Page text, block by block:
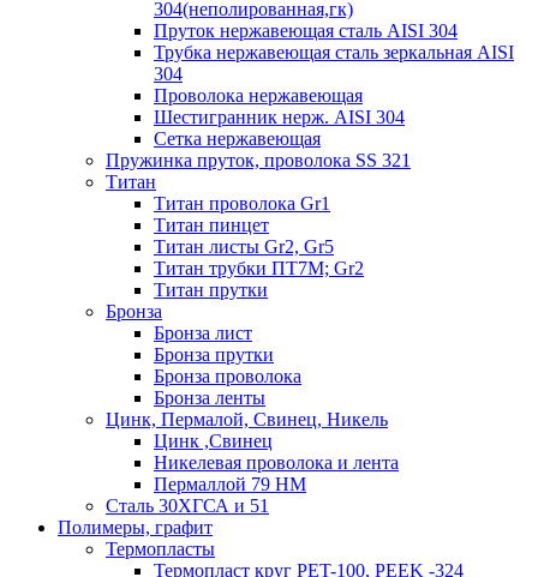
304(неполированная,гк)
Пруток нержавеющая сталь AISI 304
Трубка нержавеющая сталь зеркальная AISI
304
Проволока нержавеющая
Шестигранник нерж. AISI 304
Сетка нержавеющая
Пружинка пруток, проволока SS 321
Титан
Титан проволока Gr1
Титан пинцет
Титан листы Gr2, Gr5
Титан трубки ПТ7М; Gr2
Титан прутки
Бронза
Бронза лист
Бронза прутки
Бронза проволока
Бронза ленты
Цинк, Пермалой, Свинец, Никель
Цинк ,Свинец
Никелевая проволока и лента
Пермаллой 79 НМ
Сталь 30ХГСА и 51
Полимеры, графит
Термопласты
Термопласт круг PET-100, PEEK -324